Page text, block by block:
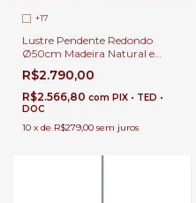
+17
Lustre Pendente Redondo
Ø50cm Madeira Natural e
Tecido Bege 1xE-27 Para Sala de
Estar e Jantar Rústica | Linha
Carimbó
R$2.790,00
R$2.566,80 com PIX • TED •
DOC
10 x de R$279,00 sem juros